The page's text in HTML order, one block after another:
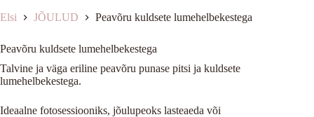
Elsi JÕULUD Peavõru kuldsete lumehelbekestega
Peavõru kuldsete lumehelbekestega
Talvine ja väga eriline peavõru punase pitsi ja kuldsete
lumehelbekestega.
Ideaalne fotosessiooniks, jõulupeoks lasteaeda või